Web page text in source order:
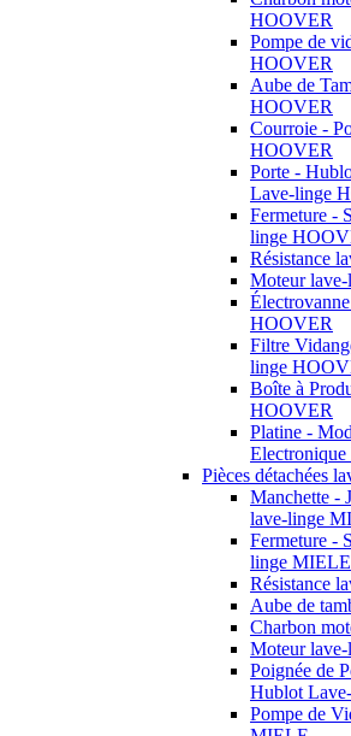
HOOVER
Pompe de
HOOVER
Aube de
HOOVER
Courroie -
HOOVER
Porte -
Lave-linge
Fermeture -
linge
Résistance
Moteur
HOOVER
Filtre
linge
Boîte à
HOOVER
Platine -
Pièces détachées
Manchette -
lave-linge
Fermeture -
linge MIELE
Résistance
Aube de
Charbon
Moteur
Poignée de
Hublot
Pompe de